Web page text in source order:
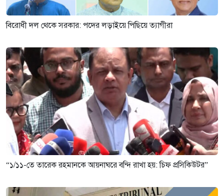
বিরোধী দল থেকে সরকার: পদের লড়াইয়ে পিছিয়ে ত্যাগীরা
“১/১১-তে তারেক রহমানকে আয়নাঘরে বন্দি রাখা হয়: চিফ প্রসিকিউটর”